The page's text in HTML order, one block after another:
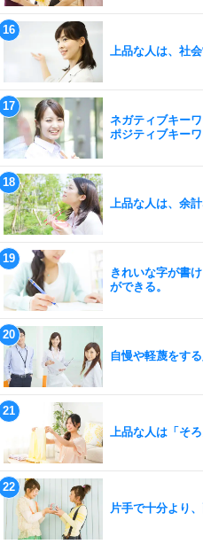
上品な人は、社
ネガティブキー
ポジティブキー
上品な人は、余計
きれいな字が書
ができる。
自慢や軽蔑をす
上品な人は「そ
片手で十分より、